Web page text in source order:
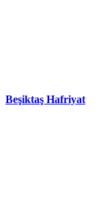
Beşiktaş Hafriyat